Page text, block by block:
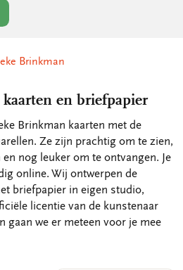
Brinkman
en briefpapier
Brinkman kaarten met de
Ze zijn prachtig om te zien,
nog leuker om te ontvangen. Je
online. Wij ontwerpen de
briefpapier in eigen studio,
licentie van de kunstenaar
gaan we er meteen voor je mee